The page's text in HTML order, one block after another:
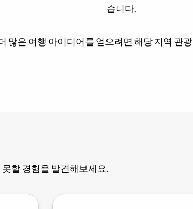
습니다.
많은 여행 아이디어를 얻으려면 해당 지역 관광
할 경험을 발견해보세요.